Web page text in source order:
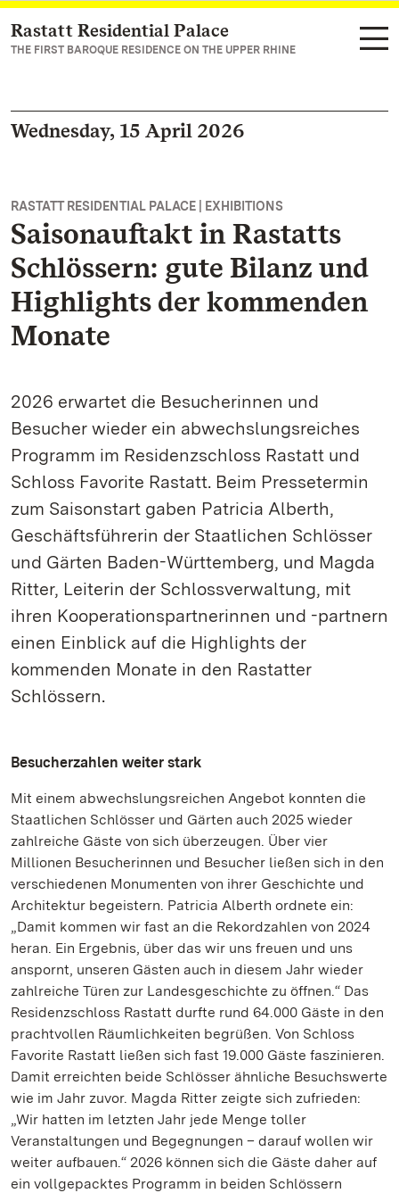
Navigate to main page
Rastatt Residential Palace
THE FIRST BAROQUE RESIDENCE ON THE UPPER RHINE
Wednesday, 15 April 2026
RASTATT RESIDENTIAL PALACE | EXHIBITIONS
Saisonauftakt in Rastatts
Schlössern: gute Bilanz und
Highlights der kommenden
Monate
2026 erwartet die Besucherinnen und
Besucher wieder ein abwechslungsreiches
Programm im Residenzschloss Rastatt und
Schloss Favorite Rastatt. Beim Pressetermin
zum Saisonstart gaben Patricia Alberth,
Geschäftsführerin der Staatlichen Schlösser
und Gärten Baden-Württemberg, und Magda
Ritter, Leiterin der Schlossverwaltung, mit
ihren Kooperationspartnerinnen und -partnern
einen Einblick auf die Highlights der
kommenden Monate in den Rastatter
Schlössern.
Besucherzahlen weiter stark
Mit einem abwechslungsreichen Angebot konnten die
Staatlichen Schlösser und Gärten auch 2025 wieder
zahlreiche Gäste von sich überzeugen. Über vier
Millionen Besucherinnen und Besucher ließen sich in den
verschiedenen Monumenten von ihrer Geschichte und
Architektur begeistern. Patricia Alberth ordnete ein:
„Damit kommen wir fast an die Rekordzahlen von 2024
heran. Ein Ergebnis, über das wir uns freuen und uns
anspornt, unseren Gästen auch in diesem Jahr wieder
zahlreiche Türen zur Landesgeschichte zu öffnen.“ Das
Residenzschloss Rastatt durfte rund 64.000 Gäste in den
prachtvollen Räumlichkeiten begrüßen. Von Schloss
Favorite Rastatt ließen sich fast 19.000 Gäste faszinieren.
Damit erreichten beide Schlösser ähnliche Besuchswerte
wie im Jahr zuvor. Magda Ritter zeigte sich zufrieden:
„Wir hatten im letzten Jahr jede Menge toller
Veranstaltungen und Begegnungen – darauf wollen wir
weiter aufbauen.“ 2026 können sich die Gäste daher auf
ein vollgepacktes Programm in beiden Schlössern